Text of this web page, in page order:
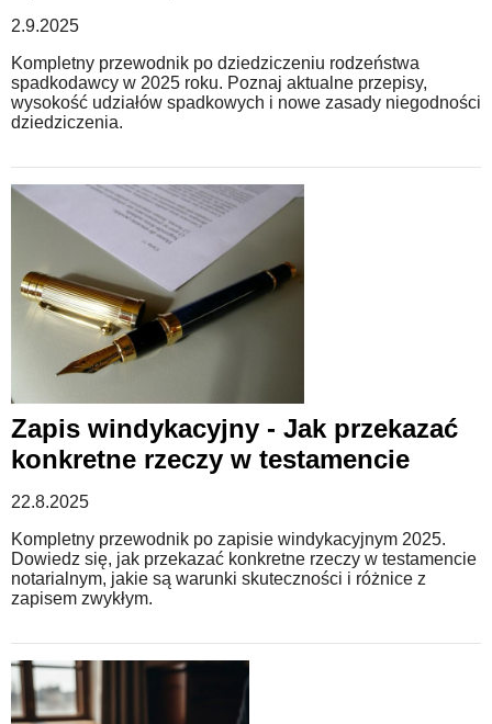
2.9.2025
Kompletny przewodnik po dziedziczeniu rodzeństwa
spadkodawcy w 2025 roku. Poznaj aktualne przepisy,
wysokość udziałów spadkowych i nowe zasady niegodności
dziedziczenia.
Zapis windykacyjny - Jak przekazać
konkretne rzeczy w testamencie
22.8.2025
Kompletny przewodnik po zapisie windykacyjnym 2025.
Dowiedz się, jak przekazać konkretne rzeczy w testamencie
notarialnym, jakie są warunki skuteczności i różnice z
zapisem zwykłym.